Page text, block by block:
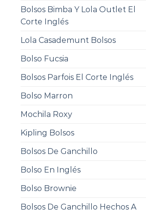
Bolsos Bimba Y Lola Outlet El
Corte Inglés
Lola Casademunt Bolsos
Bolso Fucsia
Bolsos Parfois El Corte Inglés
Bolso Marron
Mochila Roxy
Kipling Bolsos
Bolsos De Ganchillo
Bolso En Inglés
Bolso Brownie
Bolsos De Ganchillo Hechos A